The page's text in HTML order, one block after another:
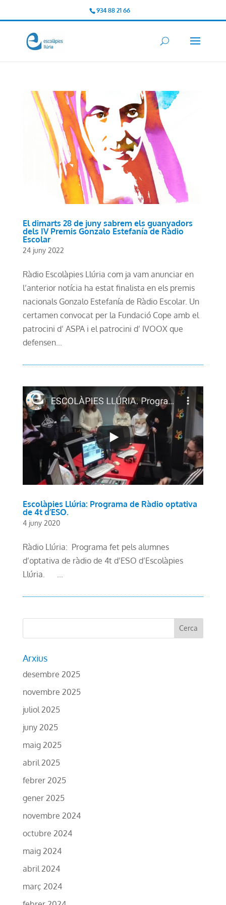
934 88 21 66
El dimarts 28 de juny sabrem els guanyadors
dels IV Premis Gonzalo Estefanía de Ràdio
Escolar
24 juny 2022
Ràdio Escolàpies Llúria com ja vam anunciar en
l’anterior notícia ha estat finalista en els premis
nacionals Gonzalo Estefanía de Ràdio Escolar. Un
certamen convocat per la Fundació Cope amb el
patrocini d’ ASPA i el patrocini d’ IVOOX que
defensen...
Escolàpies Llúria: Programa de Ràdio optativa
de 4t d’ESO.
4 juny 2020
Ràdio Llúria: Programa fet pels alumnes
d’optativa de ràdio de 4t d’ESO d’Escolàpies
Llúria. ...
Arxius
desembre 2025
novembre 2025
juliol 2025
juny 2025
maig 2025
abril 2025
febrer 2025
gener 2025
novembre 2024
octubre 2024
maig 2024
abril 2024
març 2024